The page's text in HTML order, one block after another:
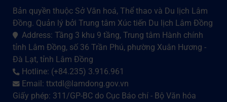
Bản quyền thuộc Sở Văn hoá, Thể thao và Du lịch Lâm
Đồng. Quản lý bởi Trung tâm Xúc tiến Du lịch Lâm Đồng
Address: Tầng 3 khu 9 tầng, Trung tâm Hành chính
tỉnh Lâm Đồng, số 36 Trần Phú, phường Xuân Hương -
Đà Lạt, tỉnh Lâm Đồng
Hotline: (+84.235) 3.916.961
Email: ttxtdl@lamdong.gov.vn
Giấy phép: 311/GP-BC do Cục Báo chí - Bộ Văn hóa